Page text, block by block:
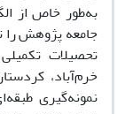
به‌طور خاص از
جامعه پژوهش را
تحصیلات